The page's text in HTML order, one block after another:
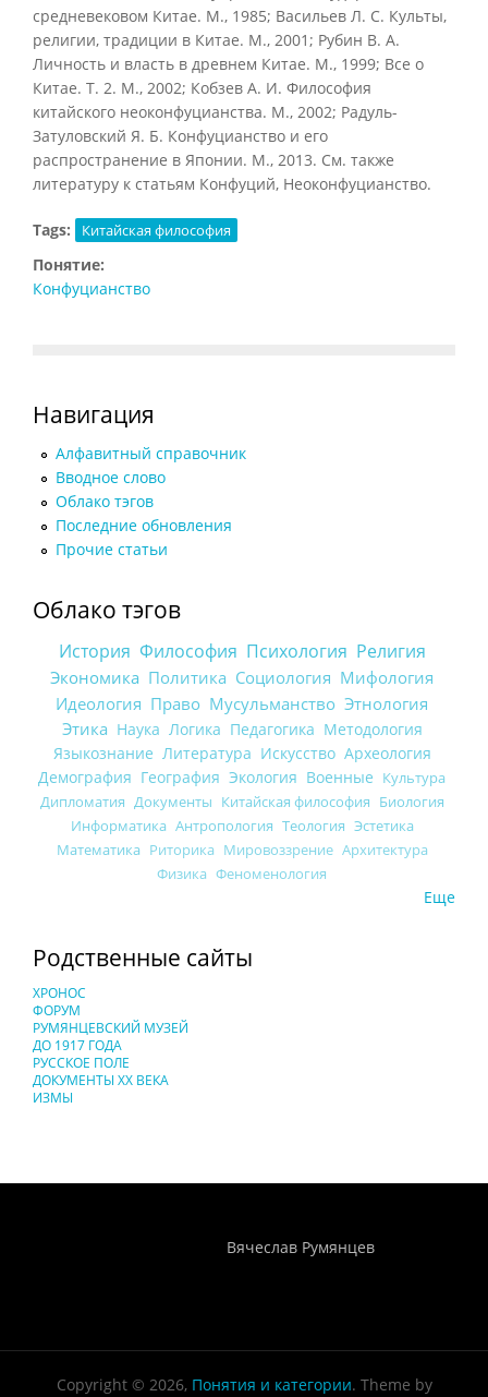
средневековом Китае. М., 1985; Васильев Л. С. Культы,
религии, традиции в Китае. М., 2001; Рубин В. А.
Личность и власть в древнем Китае. М., 1999; Все о
Китае. Т. 2. М., 2002; Кобзев А. И. Философия
китайского неоконфуцианства. М., 2002; Радуль-
Затуловский Я. Б. Конфуцианство и его
распространение в Японии. М., 2013. См. также
литературу к статьям Конфуций, Неоконфуцианство.
Tags: Китайская философия
Понятие:
Конфуцианство
Навигация
Алфавитный справочник
Вводное слово
Облако тэгов
Последние обновления
Прочие статьи
Облако тэгов
История Философия Психология Религия
Экономика Политика Социология Мифология
Идеология Право Мусульманство Этнология
Этика Наука Логика Педагогика Методология
Языкознание Литература Искусство Археология
Демография География Экология Военные Культура
Дипломатия Документы Китайская философия Биология
Информатика Антропология Теология Эстетика
Математика Риторика Мировоззрение Архитектура
Физика Феноменология
Еще
Родственные сайты
ХРОНОС
ФОРУМ
РУМЯНЦЕВСКИЙ МУЗЕЙ
ДО 1917 ГОДА
РУССКОЕ ПОЛЕ
ДОКУМЕНТЫ XX ВЕКА
ИЗМЫ
Вячеслав Румянцев
Copyright © 2026, Понятия и категории. Theme by